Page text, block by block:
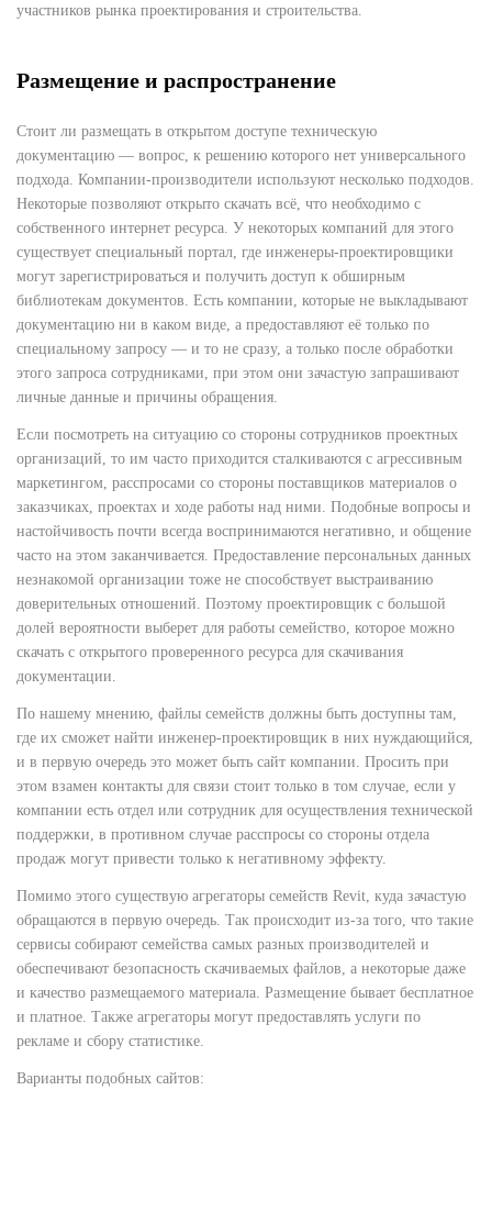
участников рынка проектирования и строительства.
Размещение и распространение
Стоит ли размещать в открытом доступе техническую
документацию — вопрос, к решению которого нет универсального
подхода. Компании-производители используют несколько подходов.
Некоторые позволяют открыто скачать всё, что необходимо с
собственного интернет ресурса. У некоторых компаний для этого
существует специальный портал, где инженеры-проектировщики
могут зарегистрироваться и получить доступ к обширным
библиотекам документов. Есть компании, которые не выкладывают
документацию ни в каком виде, а предоставляют её только по
специальному запросу — и то не сразу, а только после обработки
этого запроса сотрудниками, при этом они зачастую запрашивают
личные данные и причины обращения.
Если посмотреть на ситуацию со стороны сотрудников проектных
организаций, то им часто приходится сталкиваются с агрессивным
маркетингом, расспросами со стороны поставщиков материалов о
заказчиках, проектах и ходе работы над ними. Подобные вопросы и
настойчивость почти всегда воспринимаются негативно, и общение
часто на этом заканчивается. Предоставление персональных данных
незнакомой организации тоже не способствует выстраиванию
доверительных отношений. Поэтому проектировщик с большой
долей вероятности выберет для работы семейство, которое можно
скачать с открытого проверенного ресурса для скачивания
документации.
По нашему мнению, файлы семейств должны быть доступны там,
где их сможет найти инженер-проектировщик в них нуждающийся,
и в первую очередь это может быть сайт компании. Просить при
этом взамен контакты для связи стоит только в том случае, если у
компании есть отдел или сотрудник для осуществления технической
поддержки, в противном случае расспросы со стороны отдела
продаж могут привести только к негативному эффекту.
Помимо этого существую агрегаторы семейств Revit, куда зачастую
обращаются в первую очередь. Так происходит из-за того, что такие
сервисы собирают семейства самых разных производителей и
обеспечивают безопасность скачиваемых файлов, а некоторые даже
и качество размещаемого материала. Размещение бывает бесплатное
и платное. Также агрегаторы могут предоставлять услуги по
рекламе и сбору статистике.
Варианты подобных сайтов: